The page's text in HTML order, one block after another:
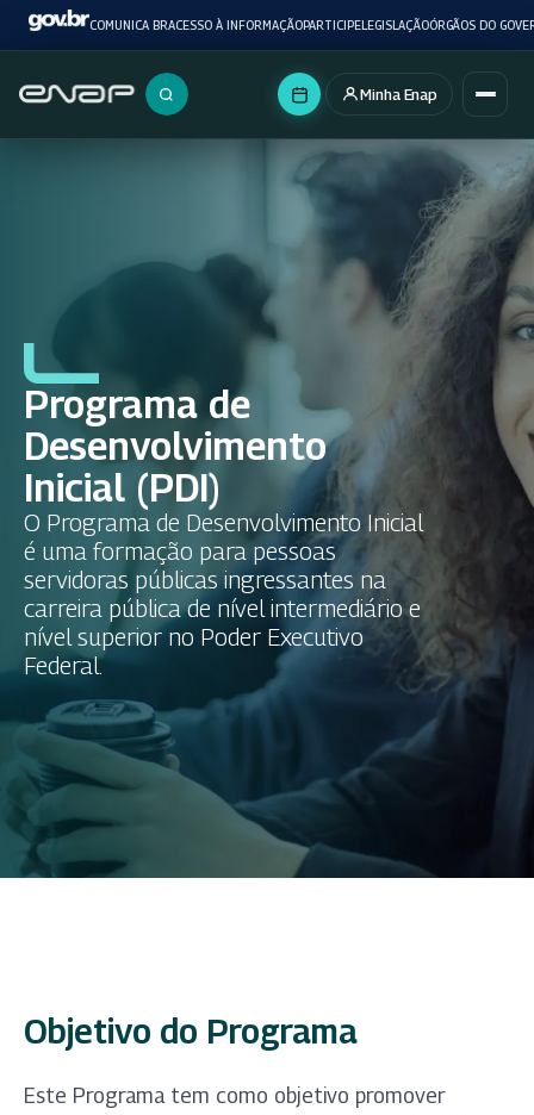
COMUNICA BRACESSO À INFORMAÇÃOPARTICIPELEGISLAÇÃOÓRGÃOS DO
Buscar no portal
Minha Enap
Programa de
Desenvolvimento
Inicial (PDI)
O Programa de Desenvolvimento Inicial
é uma formação para pessoas
servidoras públicas ingressantes na
carreira pública de nível intermediário e
nível superior no Poder Executivo
Federal.
Objetivo do Programa
Este Programa tem como objetivo promover